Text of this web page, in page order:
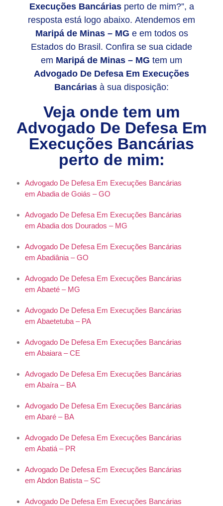
Execuções Bancáriasperto de mim?”, a
resposta está logo abaixo. Atendemos em
Maripá de Minas – MG e em todos os
Estados do Brasil. Confira se sua cidade
em Maripá de Minas – MG tem um
Advogado De Defesa Em Execuções
Bancárias à sua disposição:
Veja onde tem um
Advogado De Defesa Em
Execuções Bancárias
perto de mim:
Advogado De Defesa Em Execuções Bancárias
em Abadia de Goiás – GO
Advogado De Defesa Em Execuções Bancárias
em Abadia dos Dourados – MG
Advogado De Defesa Em Execuções Bancárias
em Abadiânia – GO
Advogado De Defesa Em Execuções Bancárias
em Abaeté – MG
Advogado De Defesa Em Execuções Bancárias
em Abaetetuba – PA
Advogado De Defesa Em Execuções Bancárias
em Abaiara – CE
Advogado De Defesa Em Execuções Bancárias
em Abaíra – BA
Advogado De Defesa Em Execuções Bancárias
em Abaré – BA
Advogado De Defesa Em Execuções Bancárias
em Abatiá – PR
Advogado De Defesa Em Execuções Bancárias
em Abdon Batista – SC
Advogado De Defesa Em Execuções Bancárias